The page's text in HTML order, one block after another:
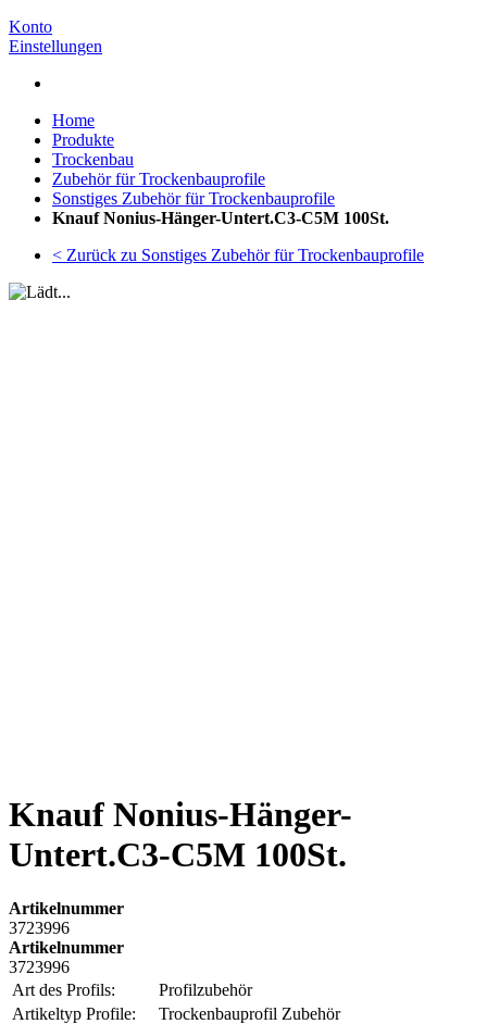
Konto
Einstellungen
Home
Produkte
Trockenbau
Zubehör für Trockenbauprofile
Sonstiges Zubehör für Trockenbauprofile
Knauf Nonius-Hänger-Untert.C3-C5M 100St.
< Zurück zu Sonstiges Zubehör für Trockenbauprofile
Knauf Nonius-Hänger-
Untert.C3-C5M 100St.
Artikelnummer
3723996
Artikelnummer
3723996
Art des Profils:
Profilzubehör
Artikeltyp Profile:
Trockenbauprofil Zubehör